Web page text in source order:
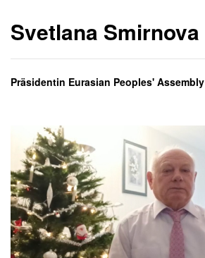
Svetlana Smirnova
Präsidentin Eurasian Peoples' Assembly